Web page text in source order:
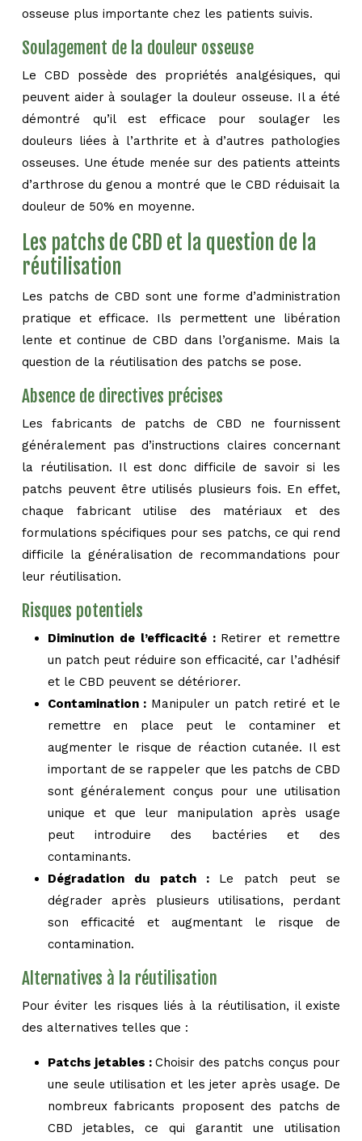
osseuse plus importante chez les patients suivis.
Soulagement de la douleur osseuse
Le CBD possède des propriétés analgésiques, qui
peuvent aider à soulager la douleur osseuse. Il a été
démontré qu’il est efficace pour soulager les
douleurs liées à l’arthrite et à d’autres pathologies
osseuses. Une étude menée sur des patients atteints
d’arthrose du genou a montré que le CBD réduisait la
douleur de 50% en moyenne.
Les patchs de CBD et la question de la
réutilisation
Les patchs de CBD sont une forme d’administration
pratique et efficace. Ils permettent une libération
lente et continue de CBD dans l’organisme. Mais la
question de la réutilisation des patchs se pose.
Absence de directives précises
Les fabricants de patchs de CBD ne fournissent
généralement pas d’instructions claires concernant
la réutilisation. Il est donc difficile de savoir si les
patchs peuvent être utilisés plusieurs fois. En effet,
chaque fabricant utilise des matériaux et des
formulations spécifiques pour ses patchs, ce qui rend
difficile la généralisation de recommandations pour
leur réutilisation.
Risques potentiels
Diminution de l’efficacité : Retirer et remettre
un patch peut réduire son efficacité, car l’adhésif
et le CBD peuvent se détériorer.
Contamination : Manipuler un patch retiré et le
remettre en place peut le contaminer et
augmenter le risque de réaction cutanée. Il est
important de se rappeler que les patchs de CBD
sont généralement conçus pour une utilisation
unique et que leur manipulation après usage
peut introduire des bactéries et des
contaminants.
Dégradation du patch : Le patch peut se
dégrader après plusieurs utilisations, perdant
son efficacité et augmentant le risque de
contamination.
Alternatives à la réutilisation
Pour éviter les risques liés à la réutilisation, il existe
des alternatives telles que :
Patchs jetables : Choisir des patchs conçus pour
une seule utilisation et les jeter après usage. De
nombreux fabricants proposent des patchs de
CBD jetables, ce qui garantit une utilisation